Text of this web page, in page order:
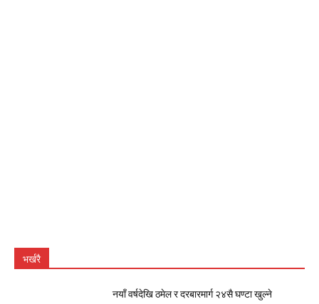
भर्खरै
नयाँ वर्षदेखि ठमेल र दरबारमार्ग २४सै घण्टा खुल्ने